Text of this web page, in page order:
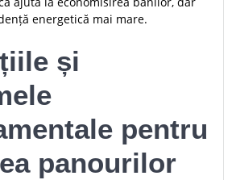
energetică mai mare.
și
pentru
panourilor